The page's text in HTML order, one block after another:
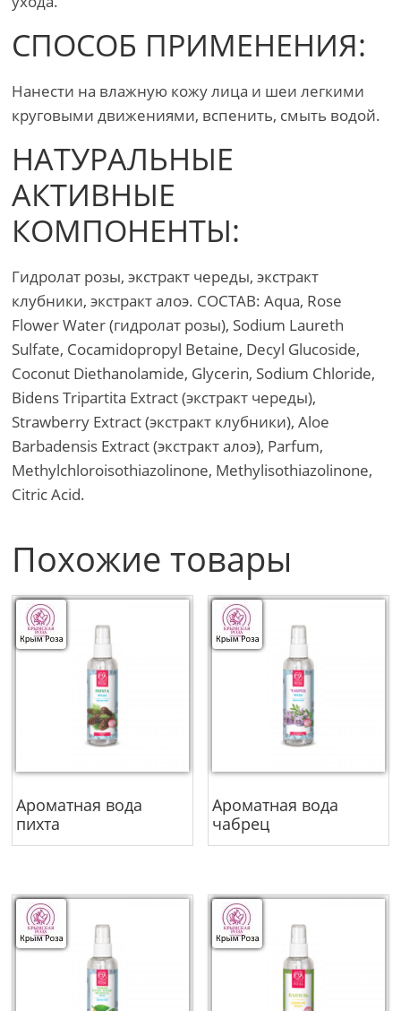
СПОСОБ ПРИМЕНЕНИЯ:
Нанести на влажную кожу лица и шеи легкими
круговыми движениями, вспенить, смыть водой.
НАТУРАЛЬНЫЕ
АКТИВНЫЕ
КОМПОНЕНТЫ:
Гидролат розы, экстракт череды, экстракт
клубники, экстракт алоэ. СОСТАВ: Aqua, Rose
Flower Water (гидролат розы), Sodium Laureth
Sulfate, Cocamidopropyl Betaine, Decyl Glucoside,
Coconut Diethanolamide, Glycerin, Sodium Chloride,
Bidens Tripartita Extract (экстракт череды),
Strawberry Extract (экстракт клубники), Aloe
Barbadensis Extract (экстракт алоэ), Parfum,
Methylchloroisothiazolinone, Methylisothiazolinone,
Citric Acid.
Похожие товары
Ароматная вода
пихта
Ароматная вода
чабрец